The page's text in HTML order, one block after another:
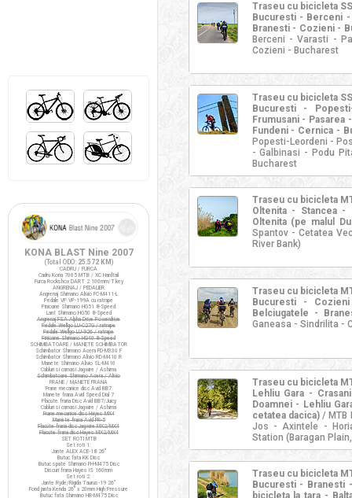
Traseu cu bicicleta
Bucuresti - Berceni -
Branesti - Cozieni -
Berceni - Varasti -
Cozieni - Bucharest
Traseu cu bicicleta
Bucuresti -
Frumusani - Pasarea
Fundeni - Cernica -
Popesti-Leordeni -
- Galbinasi - Podu
Bucharest
Traseu cu bicicleta
Oltenita - Stancea
Oltenita (pe malul
Spantov - Cetatea
River Bank)
Traseu cu bicicleta
Bucuresti -
Belciugatele -
Ganeasa - Sindrilita -
Traseu cu bicicleta
Lehliu Gara -
Doamnei - Lehliu
cetatea dacica)/ MTB
Jos - Axintele -
Station (Baragan
Traseu cu bicicleta
Bucuresti - Branesti
bicicleta la tara -
KONA BLAST Nine 2007
(Total ODO: 25.572 KM )
CADRU / FURCA
Cadru Kona 7005 MTB / XC Hardtail
Furca Rockshox DART 2 100mm/T.key
ANGRENAJ / PEDALIER
Angrenaj Shimano Alivio FC-M411-L
Pedale VP VP-199A cu ratrape
Pinioane Shimano HG51 8-Speed
Lant Shimano HG50 8-Speed
Angrenaj FSA Alpha Drive Powerdrive
Pedale Wellgo LU-C27G / ratrape
Pedale Wellgo LU-926 / ratrape
Pinioane Shimano HG40 8-Speed
SCHIMBATOARE / MANETE SCHIMBATOR
Schimbator Shimano Acera FD-M330 F
Schimbator Shimano Alivio RD-M410 R
Manete Shimano Alivio SL-M410
Cabluri si camasi Jagwire / Ashima
Schimbatoare Shimano Acera / Alivio
FRANE / MANETE FRANA
Frane mecanice disc Avid BB7
Manete frana Avid Speed Dial 7
Placute frana Disc Avid BB7/Juicy
Cabluri si camasi Jagwire / Ashima
Frane mecanice disc Hayes MX4
Manete frana Avid FR-5
Placute frana disc Jagwire MX2/MX4
Placute frana disc Hayes MX2/MX4
SET ROTI MTB
Set roti 1:
Jante ALEX ACE-18 26"
Butuc fata KK Disc
Butuc spate Shimano FH-M475 Disc
Discuri frana Hayes IS 160mm
Set roti 2:
Jante Ryde/Rigida Taurus-19 26"
Fond janta Kenda 26" x 20mm High Pressure
Butuc fata Shimano HB-M475 Disc